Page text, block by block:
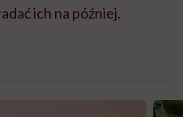
ich na później.